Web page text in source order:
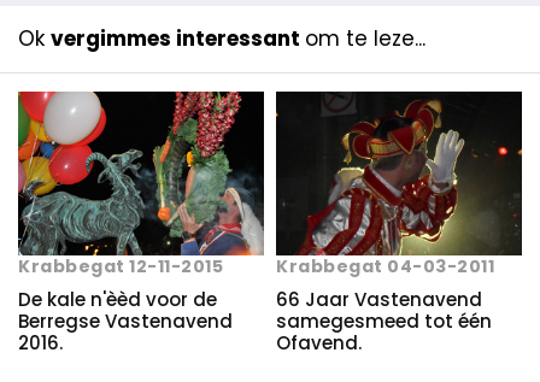
Ok vergimmes interessant om te leze...
Krabbegat 12-11-2015
De kale n'èèd voor de
Berregse Vastenavend
2016.
Krabbegat 04-03-2011
66 Jaar Vastenavend
samegesmeed tot één
Ofavend.